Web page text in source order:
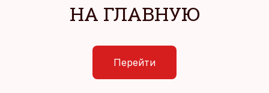
НА ГЛАВНУЮ
Перейти